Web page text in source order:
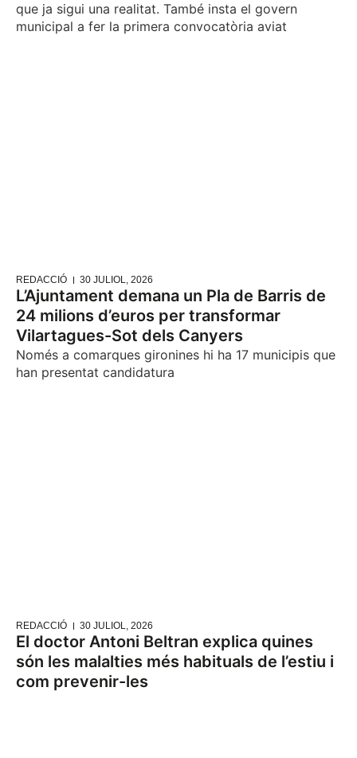
que ja sigui una realitat. També insta el govern
municipal a fer la primera convocatòria aviat
REDACCIÓ 30 JULIOL, 2026
L’Ajuntament demana un Pla de Barris de
24 milions d’euros per transformar
Vilartagues-Sot dels Canyers
Només a comarques gironines hi ha 17 municipis que
han presentat candidatura
REDACCIÓ 30 JULIOL, 2026
El doctor Antoni Beltran explica quines
són les malalties més habituals de l’estiu i
com prevenir-les